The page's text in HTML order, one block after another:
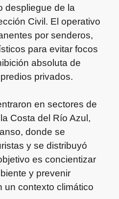
despliegue de la
Civil. El operativo
por senderos,
para evitar focos
absoluta de
privados.
en sectores de
Costa del Río Azul,
donde se
y se distribuyó
es concientizar
y prevenir
un contexto climático